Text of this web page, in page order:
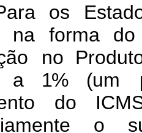
os
na forma
no
a 1% (um
do
o